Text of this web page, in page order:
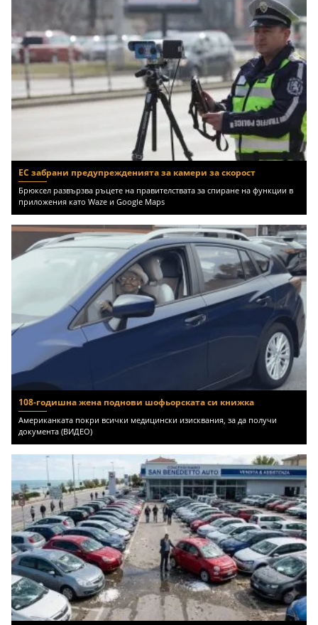
ЕС забрани предупрежденията за камери за скорост
Брюксел развързва ръцете на правителствата за спиране на функции в
приложения като Waze и Google Maps
108-годишна жена поднови шофьорската си книжка
Американката покри всички медицински изисквания, за да получи
документа (ВИДЕО)